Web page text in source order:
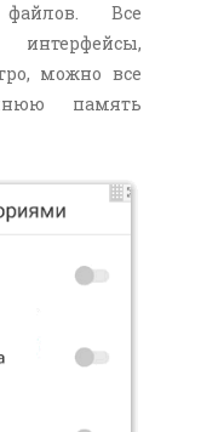
файлов. Все
можно все
память